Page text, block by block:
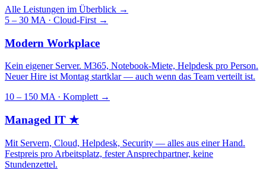
Alle Leistungen im Überblick →
5 – 30 MA · Cloud-First →
Modern Workplace
Kein eigener Server. M365, Notebook-Miete, Helpdesk pro Person.
Neuer Hire ist Montag startklar — auch wenn das Team verteilt ist.
10 – 150 MA · Komplett →
Managed IT ★
Mit Servern, Cloud, Helpdesk, Security — alles aus einer Hand.
Festpreis pro Arbeitsplatz, fester Ansprechpartner, keine
Stundenzettel.